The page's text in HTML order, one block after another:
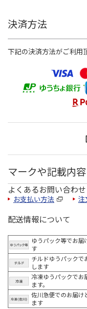
決済方法
下記の決済方法がご利用
マークや記載内
よくあるお問い合わせ
お支払い方法 注
配送情報について
ゆうパック等でお届
す
チルドゆうパックで
します
冷凍ゆうパックでお
ます。
佐川急便でのお届け
ます